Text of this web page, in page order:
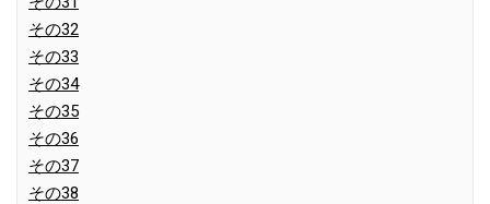
その32
その33
その34
その35
その36
その37
その38